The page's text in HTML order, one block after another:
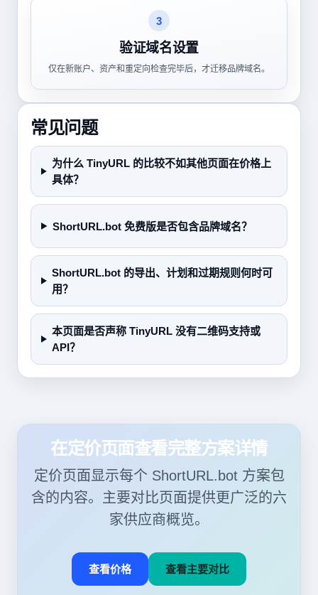
3
验证域名设置
仅在新账户、资产和重定向检查完毕后，才迁移品牌域名。
常见问题
为什么 TinyURL 的比较不如其他页面在价格上
具体？
ShortURL.bot 免费版是否包含品牌域名？
ShortURL.bot 的导出、计划和过期规则何时可
用？
本页面是否声称 TinyURL 没有二维码支持或
API？
在定价页面查看完整方案详情
定价页面显示每个 ShortURL.bot 方案包
含的内容。主要对比页面提供更广泛的六
家供应商概览。
查看价格 查看主要对比